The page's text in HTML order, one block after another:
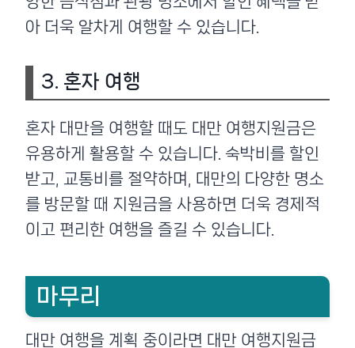
아 더욱 알차게 여행할 수 있습니다.
3. 혼자 여행
혼자 대만을 여행할 때도 대만 여행지원금은
유용하게 활용할 수 있습니다. 숙박비를 할인
받고, 교통비를 절약하며, 대만의 다양한 명소
를 방문할 때 지원금을 사용하면 더욱 경제적
이고 편리한 여행을 즐길 수 있습니다.
마무리
대만 여행을 계획 중이라면 대만 여행지원금